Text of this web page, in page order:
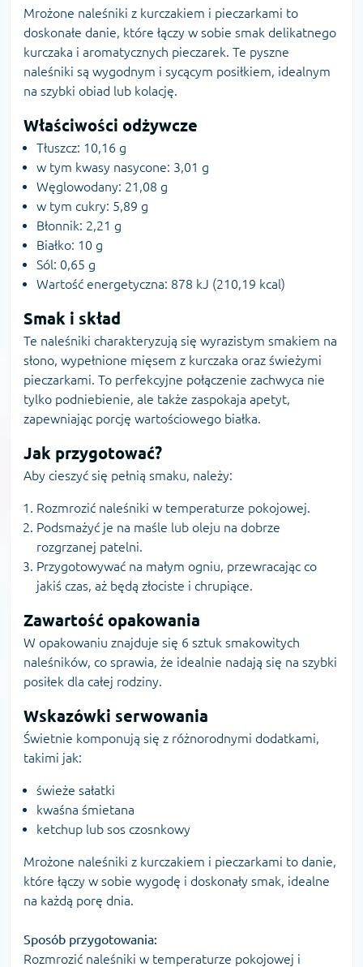
Mrożone naleśniki z kurczakiem i pieczarkami to
doskonałe danie, które łączy w sobie smak delikatnego
kurczaka i aromatycznych pieczarek. Te pyszne
naleśniki są wygodnym i sycącym posiłkiem, idealnym
na szybki obiad lub kolację.
Właściwości odżywcze
Tłuszcz: 10,16 g
w tym kwasy nasycone: 3,01 g
Węglowodany: 21,08 g
w tym cukry: 5,89 g
Błonnik: 2,21 g
Białko: 10 g
Sól: 0,65 g
Wartość energetyczna: 878 kJ (210,19 kcal)
Smak i skład
Te naleśniki charakteryzują się wyrazistym smakiem na
słono, wypełnione mięsem z kurczaka oraz świeżymi
pieczarkami. To perfekcyjne połączenie zachwyca nie
tylko podniebienie, ale także zaspokaja apetyt,
zapewniając porcję wartościowego białka.
Jak przygotować?
Aby cieszyć się pełnią smaku, należy:
Rozmrozić naleśniki w temperaturze pokojowej.
Podsmażyć je na maśle lub oleju na dobrze
rozgrzanej patelni.
Przygotowywać na małym ogniu, przewracając co
jakiś czas, aż będą złociste i chrupiące.
Zawartość opakowania
W opakowaniu znajduje się 6 sztuk smakowitych
naleśników, co sprawia, że idealnie nadają się na szybki
posiłek dla całej rodziny.
Wskazówki serwowania
Świetnie komponują się z różnorodnymi dodatkami,
takimi jak:
świeże sałatki
kwaśna śmietana
ketchup lub sos czosnkowy
Mrożone naleśniki z kurczakiem i pieczarkami to danie,
które łączy w sobie wygodę i doskonały smak, idealne
na każdą porę dnia.
Sposób przygotowania:
Rozmrozić naleśniki w temperaturze pokojowej i